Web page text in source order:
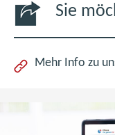
Sie
Mehr Info zu